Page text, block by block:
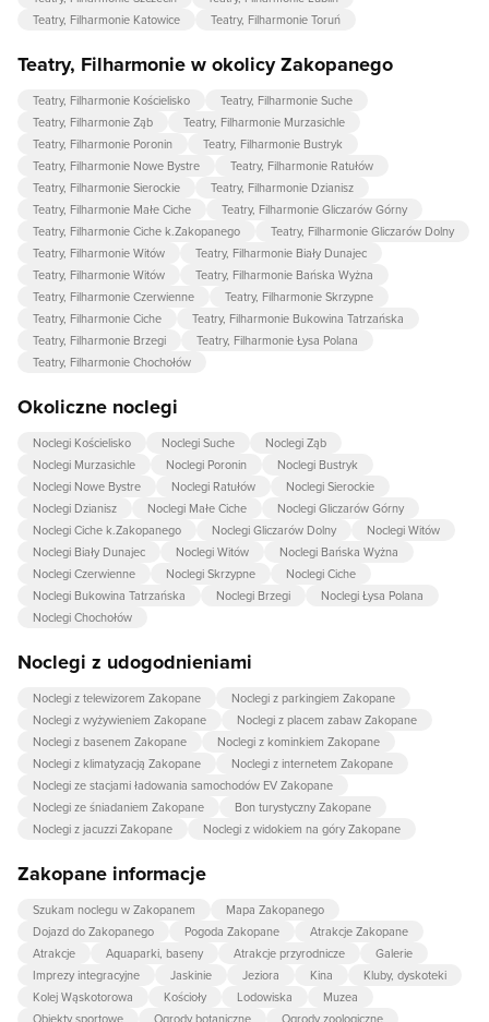
Teatry, Filharmonie Katowice
Teatry, Filharmonie Toruń
Teatry, Filharmonie w okolicy Zakopanego
Teatry, Filharmonie Kościelisko
Teatry, Filharmonie Suche
Teatry, Filharmonie Ząb
Teatry, Filharmonie Murzasichle
Teatry, Filharmonie Poronin
Teatry, Filharmonie Bustryk
Teatry, Filharmonie Nowe Bystre
Teatry, Filharmonie Ratułów
Teatry, Filharmonie Sierockie
Teatry, Filharmonie Dzianisz
Teatry, Filharmonie Małe Ciche
Teatry, Filharmonie Gliczarów Górny
Teatry, Filharmonie Ciche k.Zakopanego
Teatry, Filharmonie Gliczarów Dolny
Teatry, Filharmonie Witów
Teatry, Filharmonie Biały Dunajec
Teatry, Filharmonie Witów
Teatry, Filharmonie Bańska Wyżna
Teatry, Filharmonie Czerwienne
Teatry, Filharmonie Skrzypne
Teatry, Filharmonie Ciche
Teatry, Filharmonie Bukowina Tatrzańska
Teatry, Filharmonie Brzegi
Teatry, Filharmonie Łysa Polana
Teatry, Filharmonie Chochołów
Okoliczne noclegi
Noclegi Kościelisko Noclegi Suche
Noclegi Ząb
Noclegi Murzasichle
Noclegi Poronin
Noclegi Bustryk
Noclegi Nowe Bystre
Noclegi Ratułów
Noclegi Sierockie
Noclegi Dzianisz
Noclegi Małe Ciche
Noclegi Gliczarów Górny
Noclegi Ciche k.Zakopanego
Noclegi Gliczarów Dolny
Noclegi Witów
Noclegi Biały Dunajec
Noclegi Witów
Noclegi Bańska Wyżna
Noclegi Czerwienne
Noclegi Skrzypne
Noclegi Ciche
Noclegi Bukowina Tatrzańska
Noclegi Brzegi
Noclegi Łysa Polana
Noclegi Chochołów
Noclegi z udogodnieniami
Noclegi z telewizorem Zakopane
Noclegi z parkingiem Zakopane
Noclegi z wyżywieniem Zakopane
Noclegi z placem zabaw Zakopane
Noclegi z basenem Zakopane
Noclegi z kominkiem Zakopane
Noclegi z klimatyzacją Zakopane
Noclegi z internetem Zakopane
Noclegi ze stacjami ładowania samochodów EV Zakopane
Noclegi ze śniadaniem Zakopane
Bon turystyczny Zakopane
Noclegi z jacuzzi Zakopane
Noclegi z widokiem na góry Zakopane
Zakopane informacje
Szukam noclegu w Zakopanem
Mapa Zakopanego
Dojazd do Zakopanego
Pogoda Zakopane
Atrakcje Zakopane
Atrakcje
Aquaparki, baseny Atrakcje przyrodnicze
Galerie
Imprezy integracyjne
Jaskinie Jeziora Kina
Kluby, dyskoteki
Kolej Wąskotorowa
Kościoły Lodowiska
Muzea